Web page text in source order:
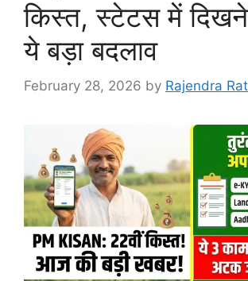
किस्त, स्टेटस में
ये बड़ा बदलाव
February 28, 2026 by Rajendra